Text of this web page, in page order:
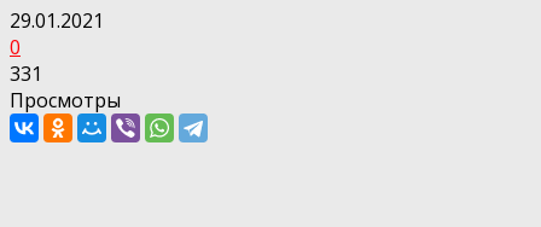
29.01.2021
0
331
Просмотры